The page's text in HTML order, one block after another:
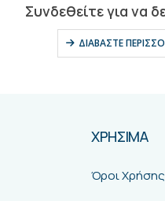
Συνδεθείτε για να
ΔΙΑΒΆΣΤΕ
ΧΡΗΣΙΜΑ
Όροι Χρήσης